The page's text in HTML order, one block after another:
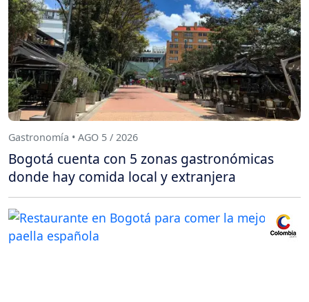
Gastronomía • AGO 5 / 2026
Bogotá cuenta con 5 zonas gastronómicas
donde hay comida local y extranjera